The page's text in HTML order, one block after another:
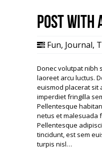
Post with
Fun, Journal,
Donec volutpat nibh
laoreet arcu luctus.
euismod placerat sit
imperdiet fringilla
Pellentesque
netus et malesuada
Pellentesque
tincidunt, est sem
turpis nisl…